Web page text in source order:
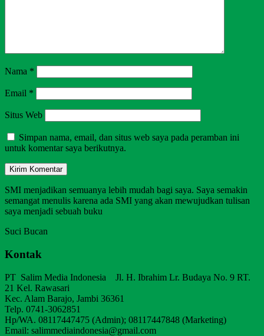
Nama *
Email *
Situs Web
Simpan nama, email, dan situs web saya pada peramban ini
untuk komentar saya berikutnya.
SMI menjadikan semuanya lebih mudah bagi saya. Saya semakin
semangat menulis karena ada SMI yang akan mewujudkan tulisan
saya menjadi sebuah buku
Suci Bucan
Kontak
PT Salim Media Indonesia Jl. H. Ibrahim Lr. Budaya No. 9 RT.
21 Kel. Rawasari
Kec. Alam Barajo, Jambi 36361
Telp. 0741-3062851
Hp/WA. 08117447475 (Admin); 08117447848 (Marketing)
Email: salimmediaindonesia@gmail.com